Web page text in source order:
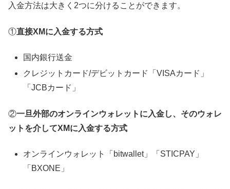
入金方法は大きく2つに分けることができます。
①直接XMに入金する方式
国内銀行送金
クレジットカード/デビットカード「VISAカード」
「JCBカード」
②一旦外部のオンラインウォレットに入金し、そのウォレ
ットを介してXMに入金する方式
オンラインウォレット「bitwallet」「STICPAY」
「BXONE」